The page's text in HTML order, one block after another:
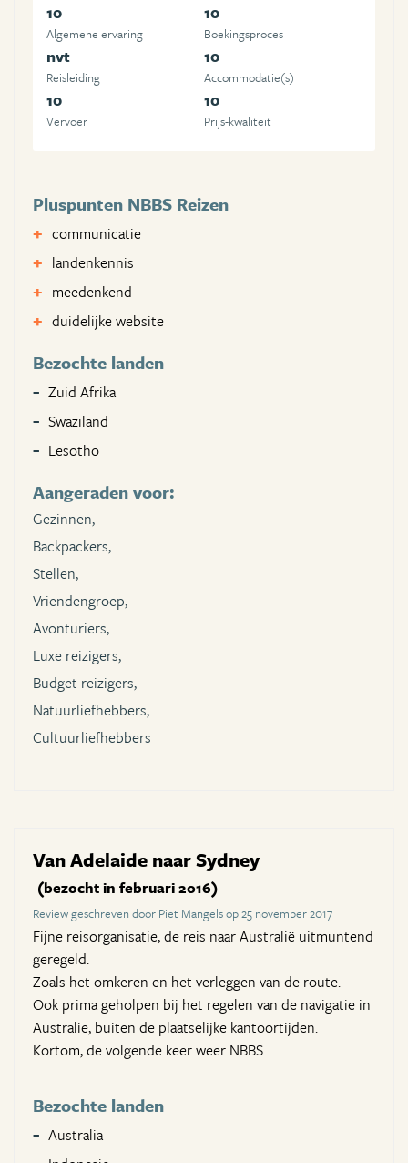
10
Algemene ervaring
10
Boekingsproces
nvt
Reisleiding
10
Accommodatie(s)
10
Vervoer
10
Prijs-kwaliteit
Pluspunten NBBS Reizen
communicatie
landenkennis
meedenkend
duidelijke website
Bezochte landen
Zuid Afrika
Swaziland
Lesotho
Aangeraden voor:
Gezinnen,
Backpackers,
Stellen,
Vriendengroep,
Avonturiers,
Luxe reizigers,
Budget reizigers,
Natuurliefhebbers,
Cultuurliefhebbers
Van Adelaide naar Sydney
(bezocht in februari 2016)
Review geschreven door Piet Mangels op 25 november 2017
Fijne reisorganisatie, de reis naar Australië uitmuntend
geregeld.
Zoals het omkeren en het verleggen van de route.
Ook prima geholpen bij het regelen van de navigatie in
Australië, buiten de plaatselijke kantoortijden.
Kortom, de volgende keer weer NBBS.
Bezochte landen
Australia